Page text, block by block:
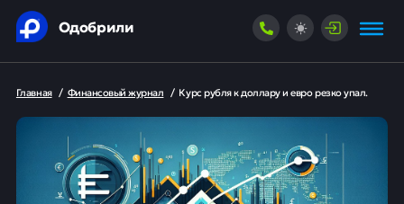
Одобрили
Главная / Финансовый журнал / Курс рубля к доллару и евро резко упал.